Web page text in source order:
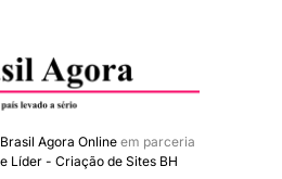
Brasil Agora Onlineem parceria
Líder - Criação de Sites BH